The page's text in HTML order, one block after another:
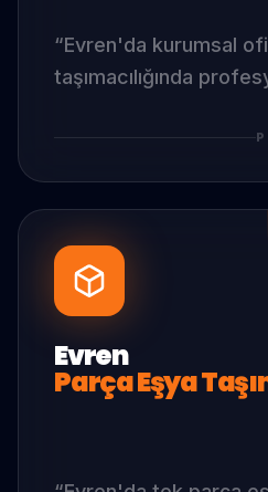
“Evren'da kurumsal
taşımacılığında
Evren
Parça Eşya